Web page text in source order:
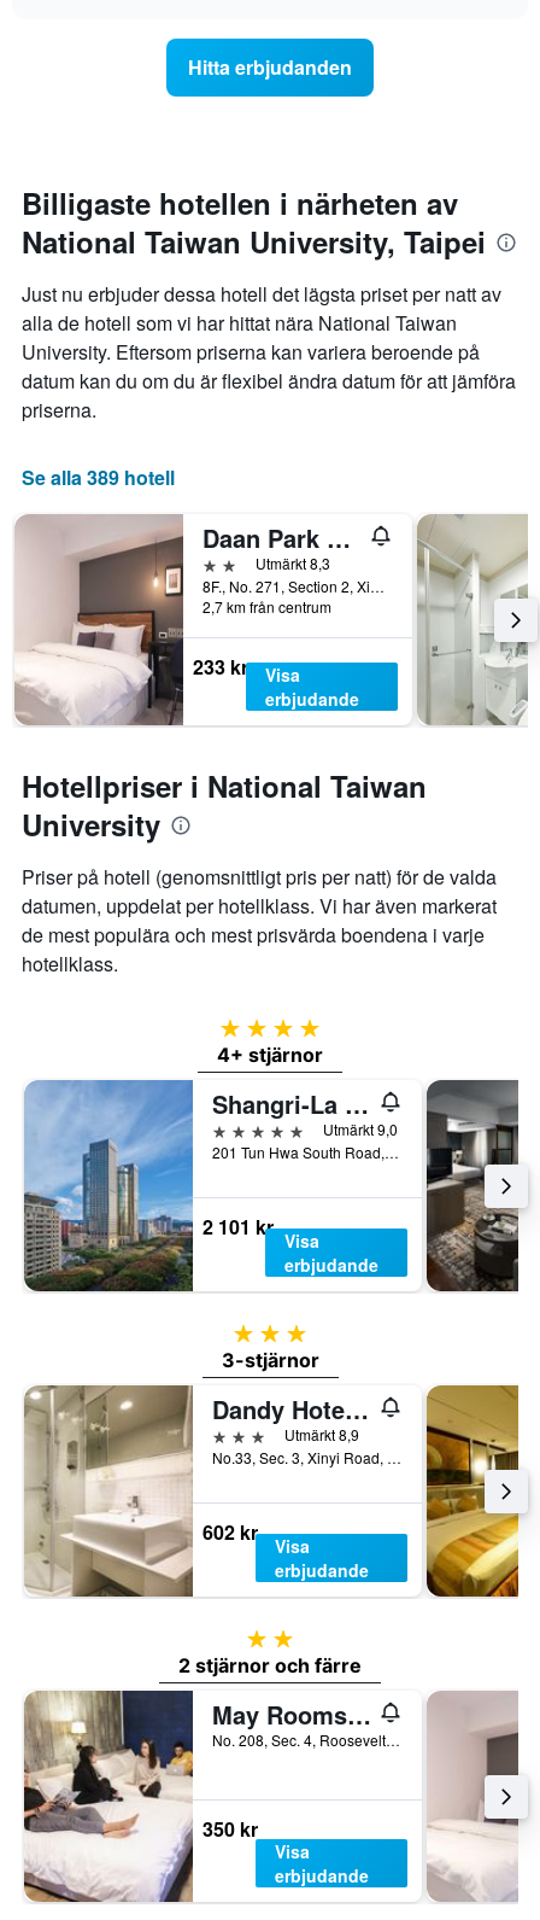
1
X-
axel
som
antalet
dagar
innan
vistelsen.
Diagrammet
har
axel
som
det
genomsnittliga
rumspriset.
Hitta erbjudanden
Billigaste hotellen i närheten av
National Taiwan University, Taipei
Just nu erbjuder dessa hotell det lägsta priset per natt av
alla de hotell som vi har hittat nära National Taiwan
University. Eftersom priserna kan variera beroende på
datum kan du om du är flexibel ändra datum för att jämföra
priserna.
Se alla 389 hotell
Daan Park Hotel
2 stjärnorUtmärkt 8,3
8F., No. 271, Section 2, Xinyi Road, Taipei, Taiwan
2,7 km från centrum
233 kr
Visa
erbjudande
Hotellpriser i National Taiwan
University
Priser på hotell (genomsnittligt pris per natt) för de valda
datumen, uppdelat per hotellklass. Vi har även markerat
de mest populära och mest prisvärda boendena i varje
hotellklass.
4 stjärnor
4+ stjärnor
Shangri-La Far Eastern, Taipei
5 stjärnor
Utmärkt 9,0
201 Tun Hwa South Road, Section 2, Taipei, Taiwan
2 101 kr
Visa
erbjudande
3 stjärnor
3-stjärnor
Dandy Hotel-Daan Park Branch
3 stjärnorUtmärkt 8,9
No.33, Sec. 3, Xinyi Road, Taipei, Taiwan
602 kr
Visa
erbjudande
2 stjärnor
2 stjärnor och färre
May Rooms Taipei Ntu - Hostel
No. 208, Sec. 4, Roosevelt Rd., Taipei, Taiwan
350 kr
Visa
erbjudande